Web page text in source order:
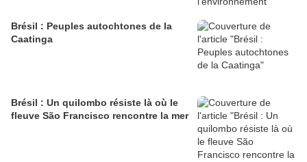
Brésil : Peuples autochtones de la
Caatinga
Brésil : Un quilombo résiste là où le
fleuve São Francisco rencontre la mer